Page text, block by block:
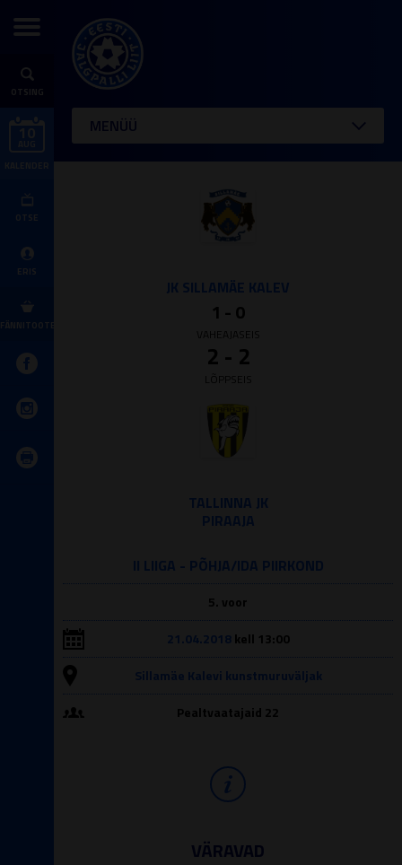
OTSING
OTSE
ERIS
FÄNNITOOTED
MENÜÜ
JK SILLAMÄE KALEV
1 - 0
VAHEAJASEIS
2 - 2
LÕPPSEIS
TALLINNA JK
PIRAAJA
II LIIGA - PÕHJA/IDA PIIRKOND
5. voor
21.04.2018 kell 13:00
Sillamäe Kalevi kunstmuruväljak
Pealtvaatajaid 22
VÄRAVAD